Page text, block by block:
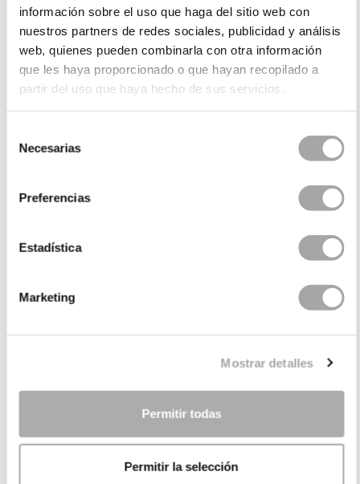
información sobre el uso que haga del sitio web con
nuestros partners de redes sociales, publicidad y análisis
web, quienes pueden combinarla con otra información
que les haya proporcionado o que hayan recopilado a
partir del uso que haya hecho de sus servicios.
Necesarias
Preferencias
Estadística
Marketing
Mostrar detalles
Permitir todas
Permitir la selección
¿NECESITAS AYUDA?
EMPRESA